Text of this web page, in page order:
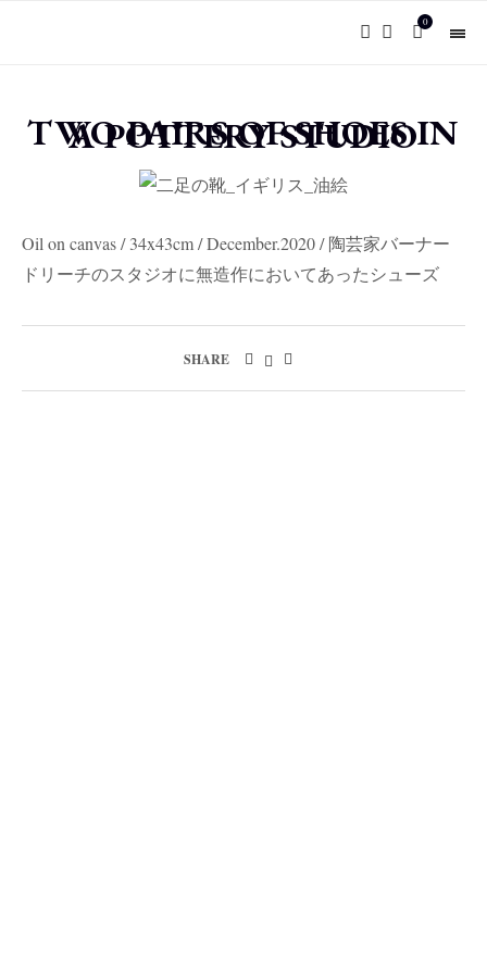
0
TWO PAIRS OF SHOES IN
A POTTERY STUDIO
Oil on canvas / 34x43cm / December.2020 / 陶芸家バーナー
ドリーチのスタジオに無造作においてあったシューズ
SHARE